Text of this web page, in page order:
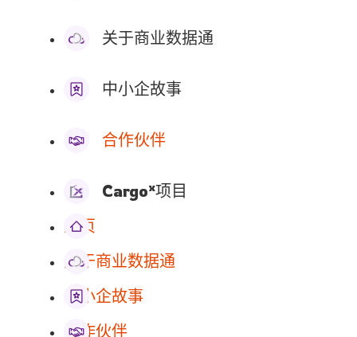
关于商业数据通
中小企故事
合作伙伴
Cargox项目
主页
关于商业数据通
中小企故事
合作伙伴